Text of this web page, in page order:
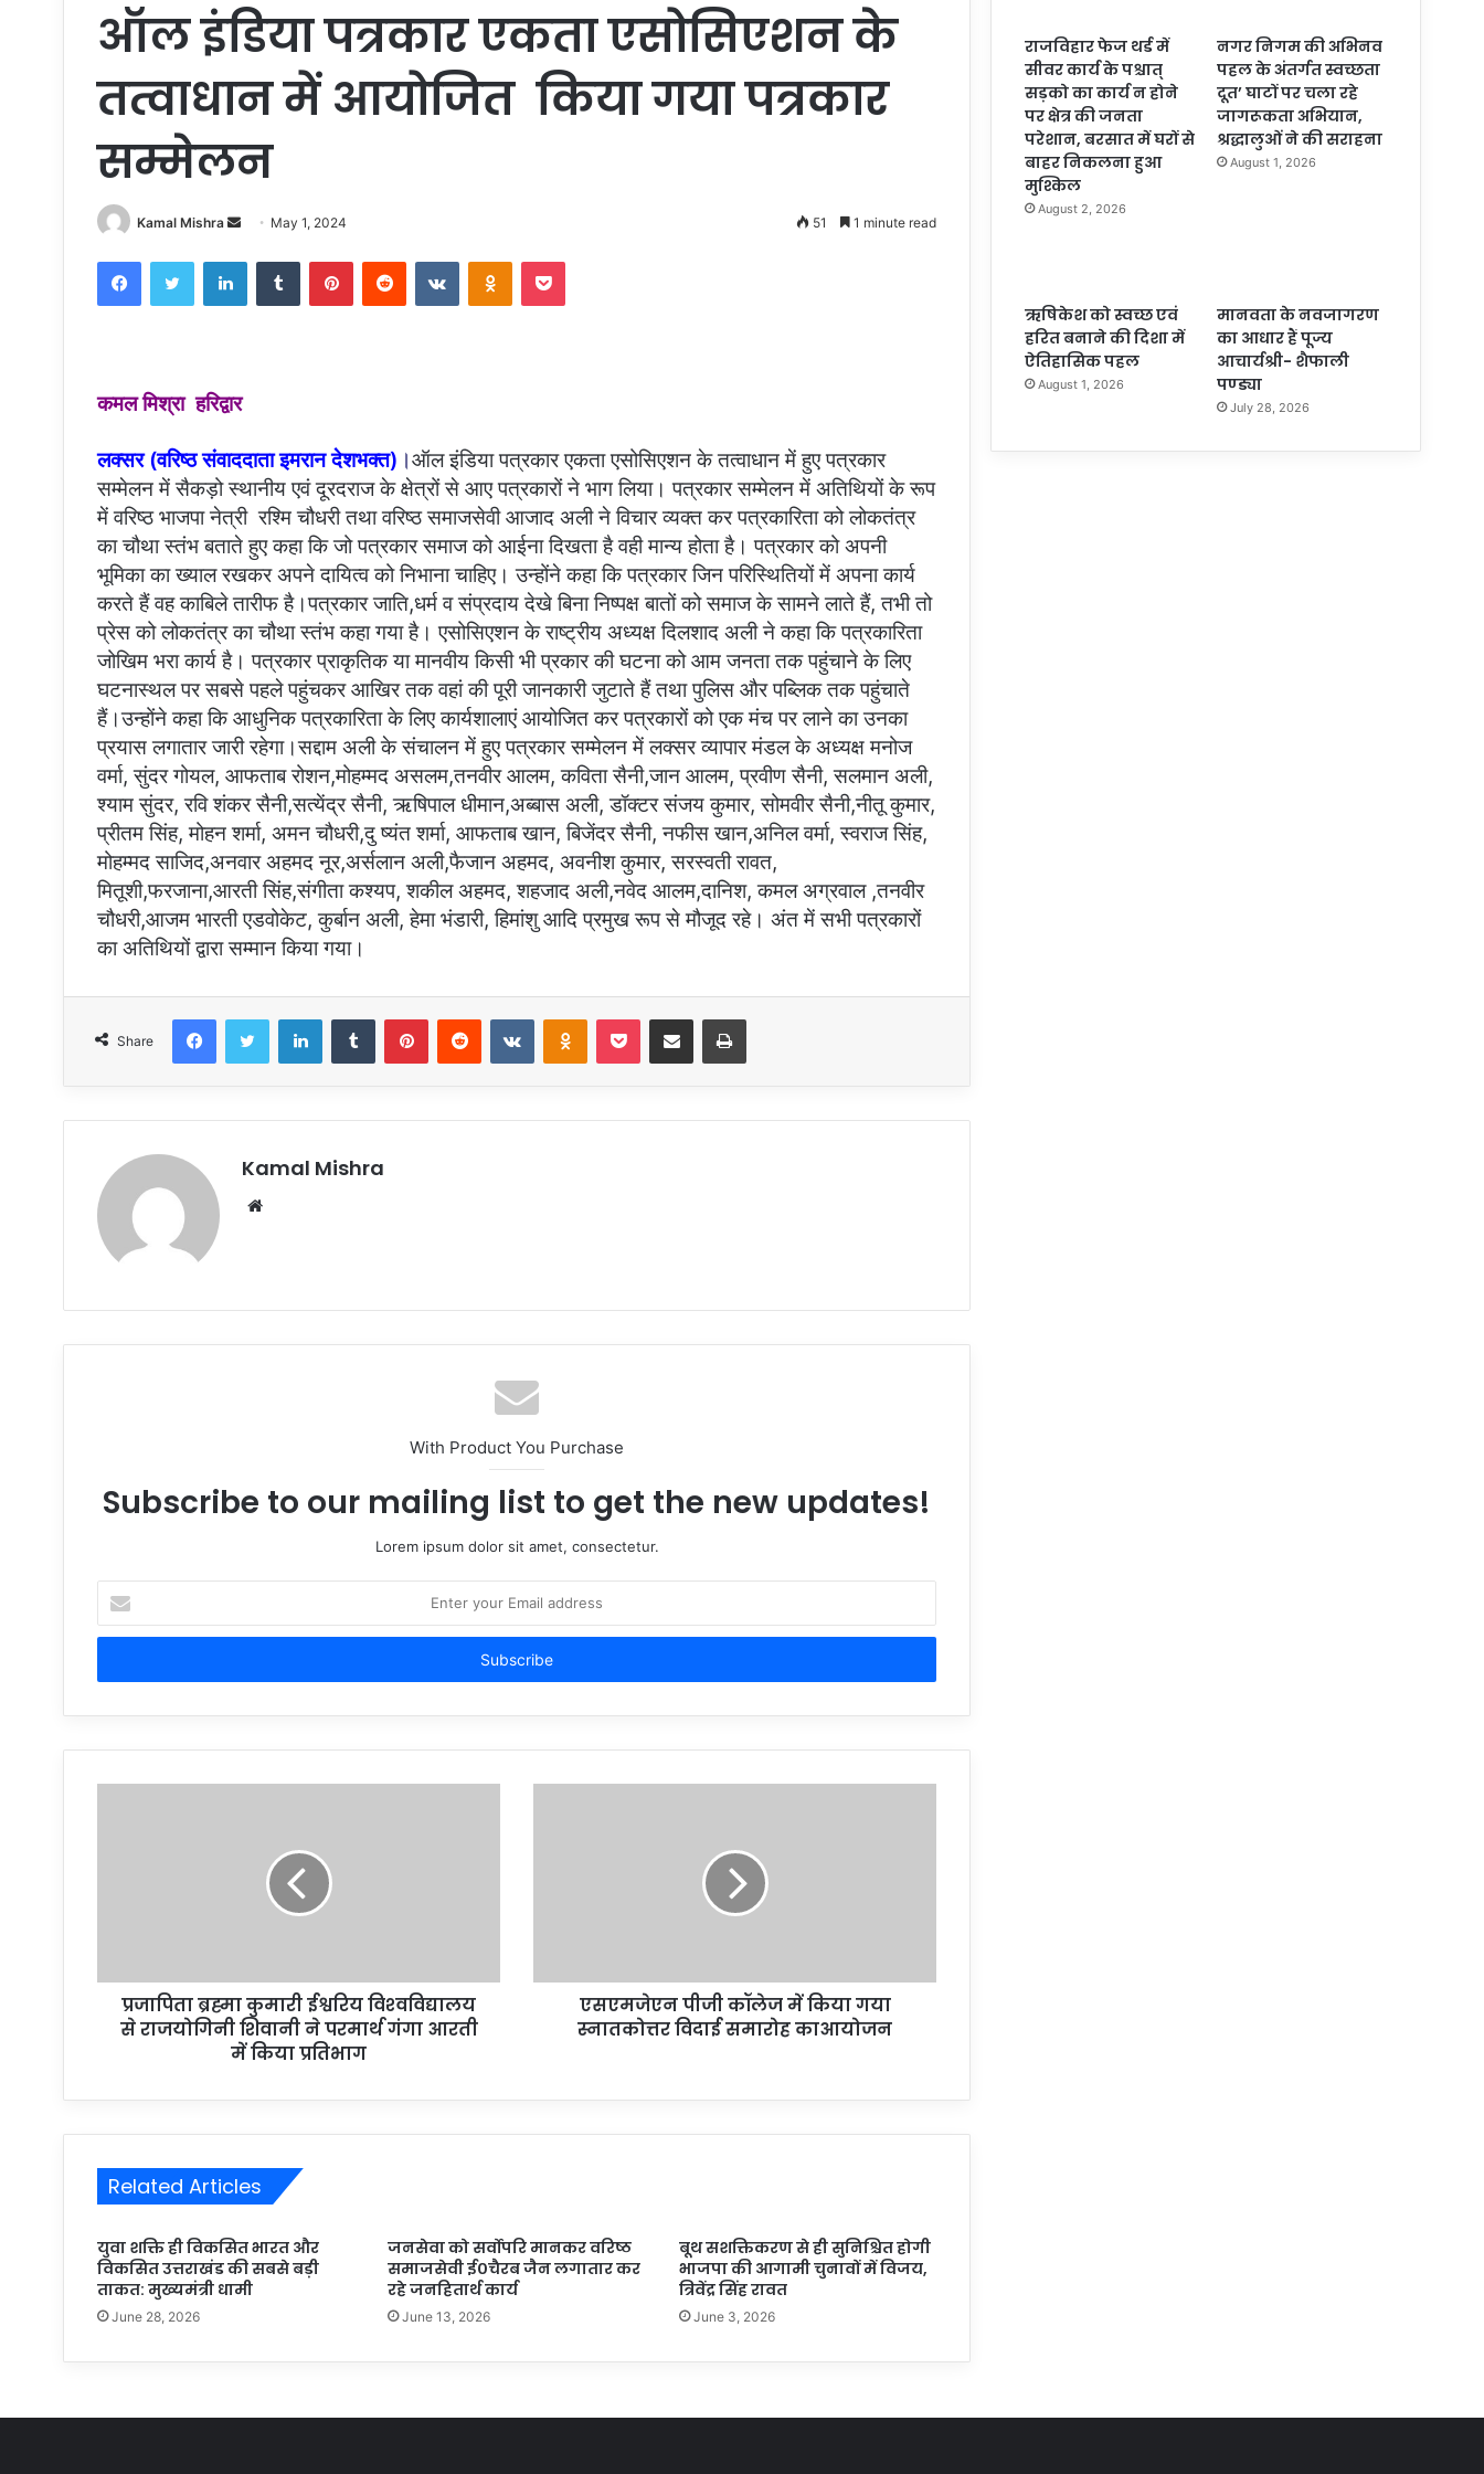
ऑल इंडिया पत्रकार एकता एसोसिएशन के
तत्वाधान में आयोजित किया गया पत्रकार
सम्मेलन
Kamal Mishra
Send May 1, 2024 51 1 minute read
FacebookTwitter LinkedInTumblr PinterestReddit VKontakteOdnoklassniki
Pocket
कमल मिश्रा हरिद्वार
लक्सर (वरिष्ठ संवाददाता इमरान देशभक्त) ।ऑल इंडिया पत्रकार एकता एसोसिएशन के तत्वाधान में हुए पत्रकार
सम्मेलन में सैकड़ो स्थानीय एवं दूरदराज के क्षेत्रों से आए पत्रकारों ने भाग लिया। पत्रकार सम्मेलन में अतिथियों के रूप
में वरिष्ठ भाजपा नेत्री रश्मि चौधरी तथा वरिष्ठ समाजसेवी आजाद अली ने विचार व्यक्त कर पत्रकारिता को लोकतंत्र
का चौथा स्तंभ बताते हुए कहा कि जो पत्रकार समाज को आईना दिखता है वही मान्य होता है। पत्रकार को अपनी
भूमिका का ख्याल रखकर अपने दायित्व को निभाना चाहिए। उन्होंने कहा कि पत्रकार जिन परिस्थितियों में अपना कार्य
करते हैं वह काबिले तारीफ है।पत्रकार जाति,धर्म व संप्रदाय देखे बिना निष्पक्ष बातों को समाज के सामने लाते हैं, तभी तो
प्रेस को लोकतंत्र का चौथा स्तंभ कहा गया है। एसोसिएशन के राष्ट्रीय अध्यक्ष दिलशाद अली ने कहा कि पत्रकारिता
जोखिम भरा कार्य है। पत्रकार प्राकृतिक या मानवीय किसी भी प्रकार की घटना को आम जनता तक पहुंचाने के लिए
घटनास्थल पर सबसे पहले पहुंचकर आखिर तक वहां की पूरी जानकारी जुटाते हैं तथा पुलिस और पब्लिक तक पहुंचाते
हैं।उन्होंने कहा कि आधुनिक पत्रकारिता के लिए कार्यशालाएं आयोजित कर पत्रकारों को एक मंच पर लाने का उनका
प्रयास लगातार जारी रहेगा।सद्दाम अली के संचालन में हुए पत्रकार सम्मेलन में लक्सर व्यापार मंडल के अध्यक्ष मनोज
वर्मा, सुंदर गोयल, आफताब रोशन,मोहम्मद असलम,तनवीर आलम, कविता सैनी,जान आलम, प्रवीण सैनी, सलमान अली,
श्याम सुंदर, रवि शंकर सैनी,सत्येंद्र सैनी, ऋषिपाल धीमान,अब्बास अली, डॉक्टर संजय कुमार, सोमवीर सैनी,नीतू कुमार,
प्रीतम सिंह, मोहन शर्मा, अमन चौधरी,दु ष्यंत शर्मा, आफताब खान, बिजेंदर सैनी, नफीस खान,अनिल वर्मा, स्वराज सिंह,
मोहम्मद साजिद,अनवार अहमद नूर,अर्सलान अली,फैजान अहमद, अवनीश कुमार, सरस्वती रावत,
मितूशी,फरजाना,आरती सिंह,संगीता कश्यप, शकील अहमद, शहजाद अली,नवेद आलम,दानिश, कमल अग्रवाल ,तनवीर
चौधरी,आजम भारती एडवोकेट, कुर्बान अली, हेमा भंडारी, हिमांशु आदि प्रमुख रूप से मौजूद रहे। अंत में सभी पत्रकारों
का अतिथियों द्वारा सम्मान किया गया।
Share
FacebookTwitter LinkedInTumblr PinterestReddit VKontakteOdnoklassniki
Pocket Share via Email Print
Kamal Mishra
Website
With Product You Purchase
Subscribe to our mailing list to get the new updates!
Lorem ipsum dolor sit amet, consectetur.
your
Email
प्रजापिता ब्रह्मा कुमारी ईश्वरिय विश्‍वविद्यालय
से राजयोगिनी शिवानी ने परमार्थ गंगा आरती
में किया प्रतिभाग
एसएमजेएन पीजी कॉलेज में किया गया
स्नातकोत्तर विदाई समारोह काआयोजन
Related Articles
युवा शक्ति ही विकसित भारत और
विकसित उत्तराखंड की सबसे बड़ी
ताकत: मुख्यमंत्री धामी
June 28, 2026
जनसेवा को सर्वोपरि मानकर वरिष्ठ
समाजसेवी ई०चैरब जैन लगातार कर
रहे जनहितार्थ कार्य
June 13, 2026
बूथ सशक्तिकरण से ही सुनिश्चित होगी
भाजपा की आगामी चुनावों में विजय,
त्रिवेंद्र सिंह रावत
June 3, 2026
राजविहार फेज थर्ड में
सीवर कार्य के पश्चात्
सड़को का कार्य न होने
पर क्षेत्र की जनता
परेशान, बरसात में घरों से
बाहर निकलना हुआ
मुश्किल
August 2, 2026
नगर निगम की अभिनव
पहल के अंतर्गत स्वच्छता
दूत’ घाटों पर चला रहे
जागरूकता अभियान,
श्रद्धालुओं ने की सराहना
August 1, 2026
ऋषिकेश को स्वच्छ एवं
हरित बनाने की दिशा में
ऐतिहासिक पहल
August 1, 2026
मानवता के नवजागरण
का आधार हैं पूज्य
आचार्यश्री- शैफाली
पण्ड्या
July 28, 2026